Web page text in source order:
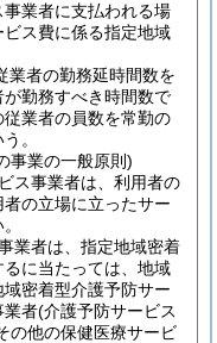
業者に支払われる場
ス費に係る指定地域
者の勤務延時間数を
勤務すべき時間数で
業者の員数を常勤の
。
事業の一般原則)
ス事業者は、利用者の
の立場に立ったサー
業者は、指定地域密着
に当たっては、地域
密着型介護予防サー
業者(介護予防サービス
の他の保健医療サービ